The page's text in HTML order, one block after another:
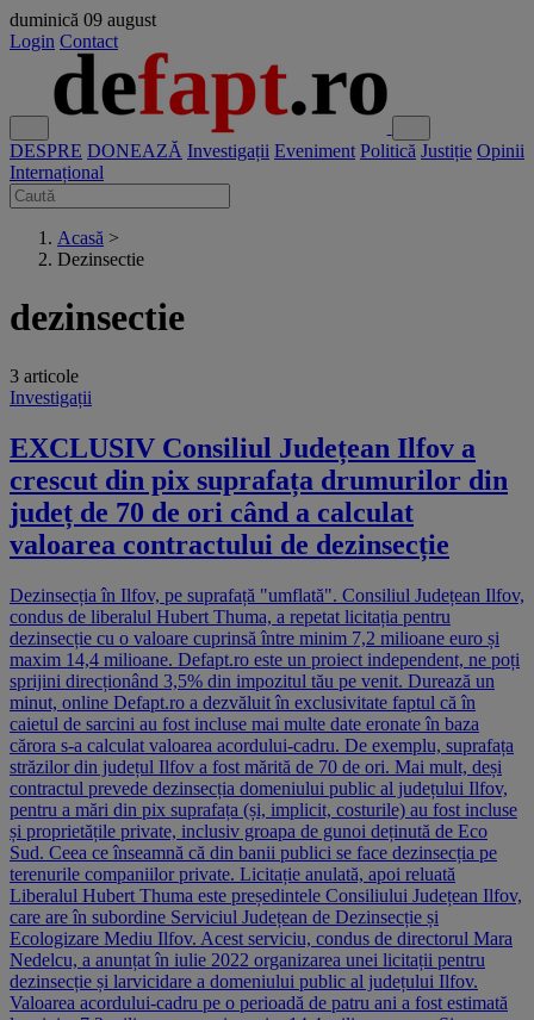
duminică 09 august
Login Contact
DESPRE DONEAZĂ Investigații Eveniment Politică Justiție Opinii
Internațional
Acasă >
Dezinsectie
dezinsectie
3 articole
Investigații
EXCLUSIV Consiliul Județean Ilfov a
crescut din pix suprafața drumurilor din
județ de 70 de ori când a calculat
valoarea contractului de dezinsecție
Dezinsecția în Ilfov, pe suprafață "umflată". Consiliul Județean Ilfov,
condus de liberalul Hubert Thuma, a repetat licitația pentru
dezinsecție cu o valoare cuprinsă între minim 7,2 milioane euro și
maxim 14,4 milioane. Defapt.ro este un proiect independent, ne poți
sprijini direcționând 3,5% din impozitul tău pe venit. Durează un
minut, online Defapt.ro a dezvăluit în exclusivitate faptul că în
caietul de sarcini au fost incluse mai multe date eronate în baza
cărora s-a calculat valoarea acordului-cadru. De exemplu, suprafața
străzilor din județul Ilfov a fost mărită de 70 de ori. Mai mult, deși
contractul prevede dezinsecția domeniului public al județului Ilfov,
pentru a mări din pix suprafața (și, implicit, costurile) au fost incluse
și proprietățile private, inclusiv groapa de gunoi deținută de Eco
Sud. Ceea ce înseamnă că din banii publici se face dezinsecția pe
terenurile companiilor private. Licitație anulată, apoi reluată
Liberalul Hubert Thuma este președintele Consiliului Județean Ilfov,
care are în subordine Serviciul Județean de Dezinsecție și
Ecologizare Mediu Ilfov. Acest serviciu, condus de directorul Mara
Nedelcu, a anunțat în iulie 2022 organizarea unei licitații pentru
dezinsecție și larvicidare a domeniului public al județului Ilfov.
Valoarea acordului-cadru pe o perioadă de patru ani a fost estimată